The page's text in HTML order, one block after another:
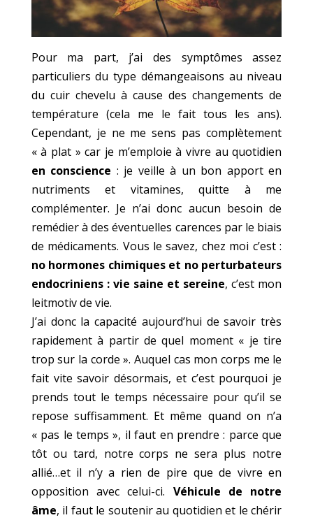
Pour ma part, j’ai des symptômes assez
particuliers du type démangeaisons au niveau
du cuir chevelu à cause des changements de
température (cela me le fait tous les ans).
Cependant, je ne me sens pas complètement
« à plat » car je m’emploie à vivre au quotidien
en conscience : je veille à un bon apport en
nutriments et vitamines, quitte à me
complémenter. Je n’ai donc aucun besoin de
remédier à des éventuelles carences par le biais
de médicaments. Vous le savez, chez moi c’est :
no hormones chimiques et no perturbateurs
endocriniens : vie saine et sereine, c’est mon
leitmotiv de vie.
J’ai donc la capacité aujourd’hui de savoir très
rapidement à partir de quel moment « je tire
trop sur la corde ». Auquel cas mon corps me le
fait vite savoir désormais, et c’est pourquoi je
prends tout le temps nécessaire pour qu’il se
repose suffisamment. Et même quand on n’a
« pas le temps », il faut en prendre : parce que
tôt ou tard, notre corps ne sera plus notre
allié…et il n’y a rien de pire que de vivre en
opposition avec celui-ci. Véhicule de notre
âme, il faut le soutenir au quotidien et le chérir